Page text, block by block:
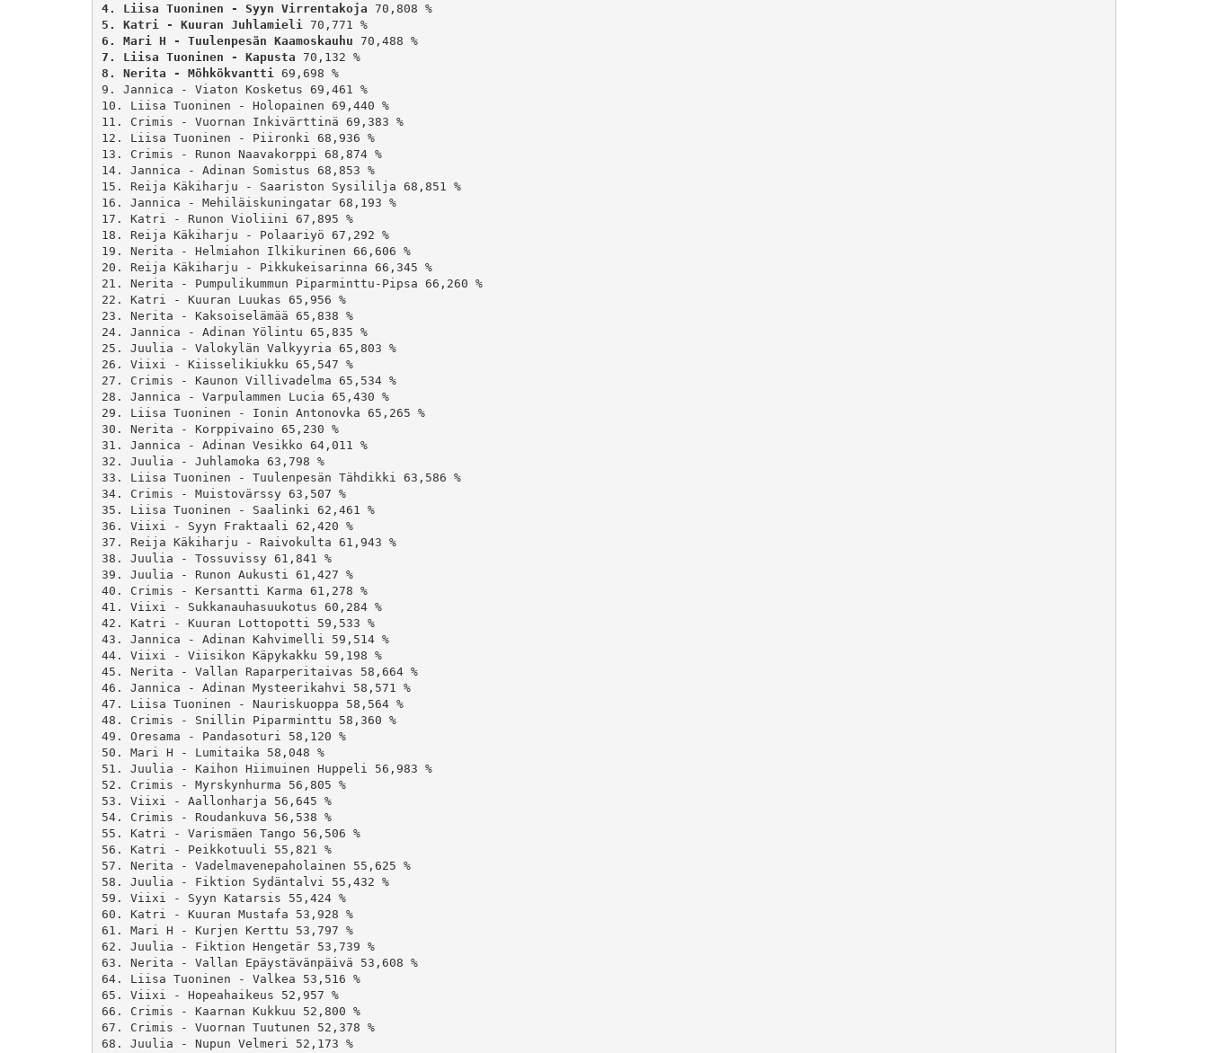
4. Liisa Tuoninen - Syyn Virrentakoja
70,808 %
5. Katri - Kuuran Juhlamieli
70,771 %
6. Mari H - Tuulenpesän Kaamoskauhu
70,488 %
7. Liisa Tuoninen - Kapusta
70,132 %
8. Nerita - Möhkökvantti
69,698 %
9. Jannica - Viaton Kosketus 69,461 %
10. Liisa Tuoninen - Holopainen 69,440 %
11. Crimis - Vuornan Inkivärttinä 69,383 %
12. Liisa Tuoninen - Piironki 68,936 %
13. Crimis - Runon Naavakorppi 68,874 %
14. Jannica - Adinan Somistus 68,853 %
15. Reija Käkiharju - Saariston Sysililja 68,851 %
16. Jannica - Mehiläiskuningatar 68,193 %
17. Katri - Runon Violiini 67,895 %
18. Reija Käkiharju - Polaariyö 67,292 %
19. Nerita - Helmiahon Ilkikurinen 66,606 %
20. Reija Käkiharju - Pikkukeisarinna 66,345 %
21. Nerita - Pumpulikummun Piparminttu-Pipsa 66,260 %
22. Katri - Kuuran Luukas 65,956 %
23. Nerita - Kaksoiselämää 65,838 %
24. Jannica - Adinan Yölintu 65,835 %
25. Juulia - Valokylän Valkyyria 65,803 %
26. Viixi - Kiisselikiukku 65,547 %
27. Crimis - Kaunon Villivadelma 65,534 %
28. Jannica - Varpulammen Lucia 65,430 %
29. Liisa Tuoninen - Ionin Antonovka 65,265 %
30. Nerita - Korppivaino 65,230 %
31. Jannica - Adinan Vesikko 64,011 %
32. Juulia - Juhlamoka 63,798 %
33. Liisa Tuoninen - Tuulenpesän Tähdikki 63,586 %
34. Crimis - Muistovärssy 63,507 %
35. Liisa Tuoninen - Saalinki 62,461 %
36. Viixi - Syyn Fraktaali 62,420 %
37. Reija Käkiharju - Raivokulta 61,943 %
38. Juulia - Tossuvissy 61,841 %
39. Juulia - Runon Aukusti 61,427 %
40. Crimis - Kersantti Karma 61,278 %
41. Viixi - Sukkanauhasuukotus 60,284 %
42. Katri - Kuuran Lottopotti 59,533 %
43. Jannica - Adinan Kahvimelli 59,514 %
44. Viixi - Viisikon Käpykakku 59,198 %
45. Nerita - Vallan Raparperitaivas 58,664 %
46. Jannica - Adinan Mysteerikahvi 58,571 %
47. Liisa Tuoninen - Nauriskuoppa 58,564 %
48. Crimis - Snillin Piparminttu 58,360 %
49. Oresama - Pandasoturi 58,120 %
50. Mari H - Lumitaika 58,048 %
51. Juulia - Kaihon Hiimuinen Huppeli 56,983 %
52. Crimis - Myrskynhurma 56,805 %
53. Viixi - Aallonharja 56,645 %
54. Crimis - Roudankuva 56,538 %
55. Katri - Varismäen Tango 56,506 %
56. Katri - Peikkotuuli 55,821 %
57. Nerita - Vadelmavenepaholainen 55,625 %
58. Juulia - Fiktion Sydäntalvi 55,432 %
59. Viixi - Syyn Katarsis 55,424 %
60. Katri - Kuuran Mustafa 53,928 %
61. Mari H - Kurjen Kerttu 53,797 %
62. Juulia - Fiktion Hengetär 53,739 %
63. Nerita - Vallan Epäystävänpäivä 53,608 %
64. Liisa Tuoninen - Valkea 53,516 %
65. Viixi - Hopeahaikeus 52,957 %
66. Crimis - Kaarnan Kukkuu 52,800 %
67. Crimis - Vuornan Tuutunen 52,378 %
68. Juulia - Nupun Velmeri 52,173 %